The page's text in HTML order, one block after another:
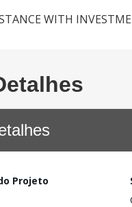
WITH
Projeto